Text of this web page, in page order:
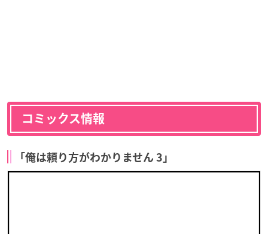
コミックス情報
「俺は頼り方がわかりません 3」